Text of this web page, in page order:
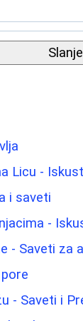
Licu -
i saveti
-
- Saveti za
- Saveti i